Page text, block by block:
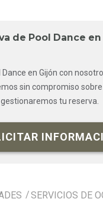
de Pool Dance
en Gijón con
sin compromiso
gestionaremos tu reserva.
SERVICIOS DE